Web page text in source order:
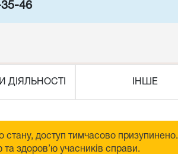
35-46
ДІЯЛЬНОСТІ ІНШЕ
стану, доступ тимчасово призупинено.
здоров’ю учасників справи.